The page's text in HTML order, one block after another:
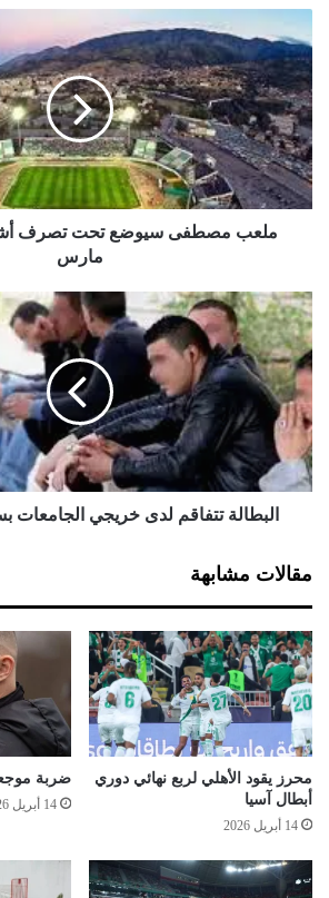
ل
ع
ب
م
ص
ط
ف
ى
ض
ع
ت
ح
ت
ت
ص
ر
ف
ا
ل
ب
ل
م
ا
ي
ي
م
ر
س
ملعب مصطفى سيوضع تحت تصرف
مارس
ا
ل
ب
ط
ل
ة
ت
ت
م
ل
د
ى
خ
ر
ي
ج
ا
ل
ا
م
البطالة تتفاقم لدى خريجي الجامعات
مقالات مشابهة
محرز يقود الأهلي لربع نهائي دوري
أبطال آسيا
14 أبريل 2026
ضربة
14 أبريل 2026